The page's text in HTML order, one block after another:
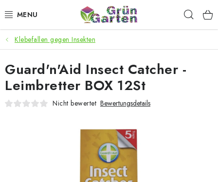
Inhalt
ANGEBOTE
LED PFLANZENLAMPEN
ANBAUBEDARF FÜR DEN HEIMANBAU
Klebefallen gegen Insekten
Guard'n'Aid Insect Catcher -
Leimbretter BOX 12St
Nicht bewertet Bewertungsdetails